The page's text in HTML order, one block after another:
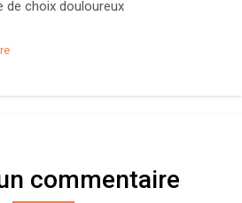
de choix douloureux
commentaire